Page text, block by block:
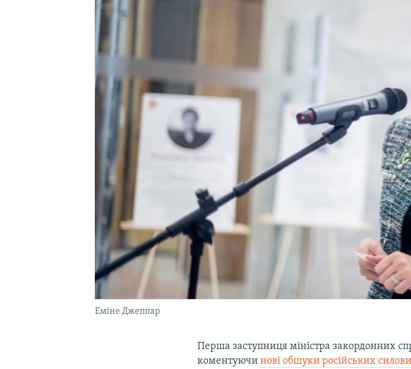
УКРАЇНСЬКА ПРОБЛЕМА КРИМУ
Еміне Джеппар
Перша заступниця міністра закордонних
коментуючинові обшуки російських